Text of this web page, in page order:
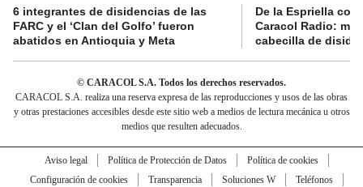
6 integrantes de disidencias de las
FARC y el ‘Clan del Golfo’ fueron
abatidos en Antioquia y Meta
De la Espriella
Caracol Radio:
cabecilla de
© CARACOL S.A. Todos los derechos reservados.
CARACOL S.A. realiza una reserva expresa de las reproducciones y usos de las obras
y otras prestaciones accesibles desde este sitio web a medios de lectura mecánica u otros
medios que resulten adecuados.
Aviso legal Política de Protección de Datos
Política de cookies
Configuración de cookies
Transparencia Soluciones W
Teléfonos